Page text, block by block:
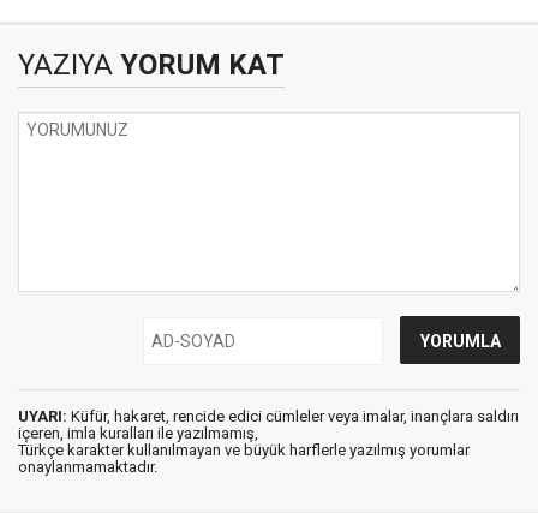
YAZIYA YORUM KAT
UYARI: Küfür, hakaret, rencide edici cümleler veya imalar, inançlara saldırı
içeren, imla kuralları ile yazılmamış,
Türkçe karakter kullanılmayan ve büyük harflerle yazılmış yorumlar
onaylanmamaktadır.